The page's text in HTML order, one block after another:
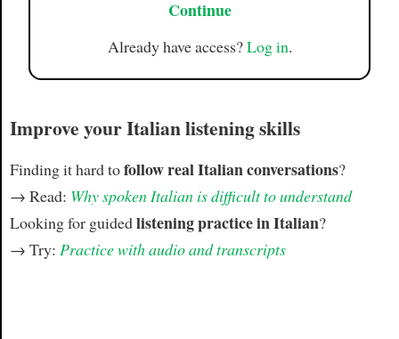
Continue
Already have access?Log in.
Improve your Italian listening skills
Finding it hard tofollow real Italian conversations?
→ Read: Why spoken Italian is difficult to understand
Looking for guidedlistening practice in Italian?
→ Try: Practice with audio and transcripts